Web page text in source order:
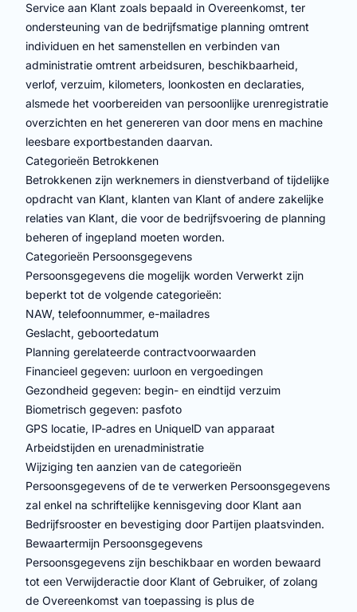
Service aan Klant zoals bepaald in Overeenkomst, ter
ondersteuning van de bedrijfsmatige planning omtrent
individuen en het samenstellen en verbinden van
administratie omtrent arbeidsuren, beschikbaarheid,
verlof, verzuim, kilometers, loonkosten en declaraties,
alsmede het voorbereiden van persoonlijke urenregistratie
overzichten en het genereren van door mens en machine
leesbare exportbestanden daarvan.
Categorieën Betrokkenen
Betrokkenen zijn werknemers in dienstverband of tijdelijke
opdracht van Klant, klanten van Klant of andere zakelijke
relaties van Klant, die voor de bedrijfsvoering de planning
beheren of ingepland moeten worden.
Categorieën Persoonsgegevens
Persoonsgegevens die mogelijk worden Verwerkt zijn
beperkt tot de volgende categorieën:
NAW, telefoonnummer, e-mailadres
Geslacht, geboortedatum
Planning gerelateerde contractvoorwaarden
Financieel gegeven: uurloon en vergoedingen
Gezondheid gegeven: begin- en eindtijd verzuim
Biometrisch gegeven: pasfoto
GPS locatie, IP-adres en UniquelD van apparaat
Arbeidstijden en urenadministratie
Wijziging ten aanzien van de categorieën
Persoonsgegevens of de te verwerken Persoonsgegevens
zal enkel na schriftelijke kennisgeving door Klant aan
Bedrijfsrooster en bevestiging door Partijen plaatsvinden.
Bewaartermijn Persoonsgegevens
Persoonsgegevens zijn beschikbaar en worden bewaard
tot een Verwijderactie door Klant of Gebruiker, of zolang
de Overeenkomst van toepassing is plus de